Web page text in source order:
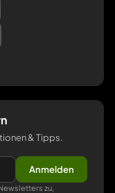
& Tipps.
Anmelden
zu,